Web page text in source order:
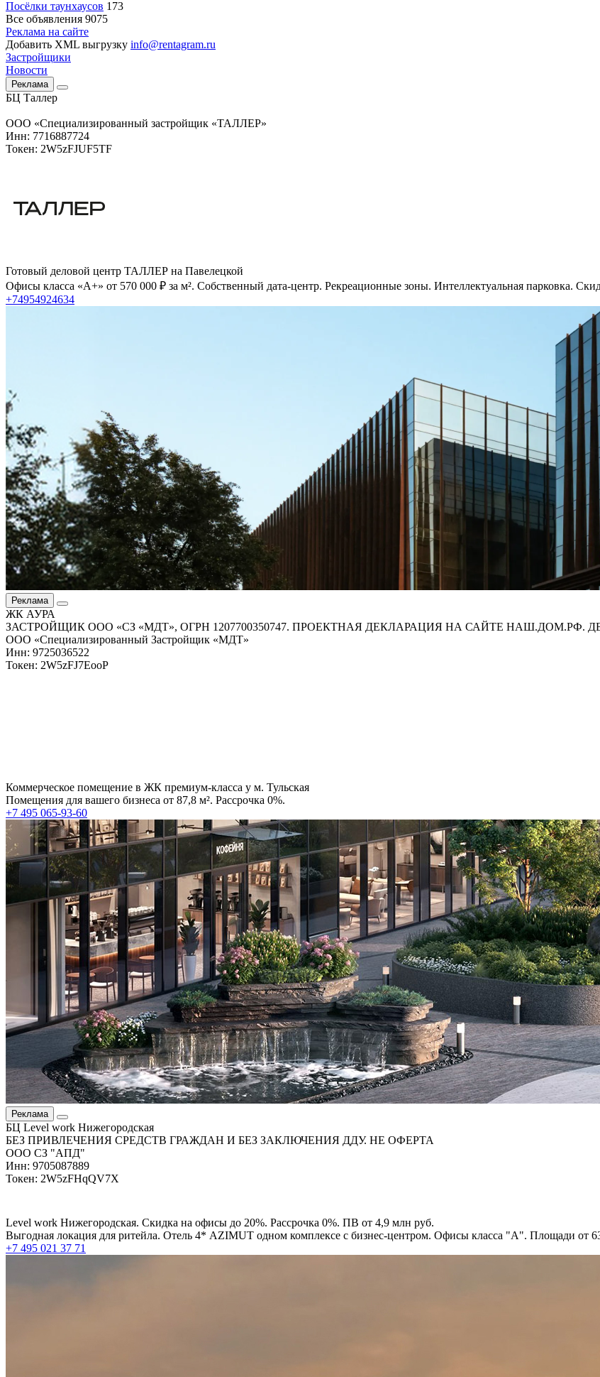
Посёлки таунхаусов 173
Все объявления 9075
Реклама на сайте
Добавить XML выгрузку info@rentagram.ru
Застройщики
Новости
Реклама
БЦ Таллер
ООО «Специализированный застройщик «ТАЛЛЕР»
Инн: 7716887724
Токен: 2W5zFJUF5TF
Готовый деловой центр ТАЛЛЕР на Павелецкой
Офисы класса «А+» от 570 000 ₽ за м². Собственный дата-центр. Рекреационные зоны. Интеллектуальная парковка.
+74954924634
Реклама
ЖК АУРА
ЗАСТРОЙЩИК ООО «СЗ «МДТ», ОГРН 1207700350747. ПРОЕКТНАЯ ДЕКЛАРАЦИЯ НА САЙТЕ НАШ.ДОМ.РФ.
ООО «Специализированный Застройщик «МДТ»
Инн: 9725036522
Токен: 2W5zFJ7EooP
Коммерческое помещение в ЖК премиум-класса у м. Тульская
Помещения для вашего бизнеса от 87,8 м². Рассрочка 0%.
+7 495 065-93-60
Реклама
БЦ Level work Нижегородская
БЕЗ ПРИВЛЕЧЕНИЯ СРЕДСТВ ГРАЖДАН И БЕЗ ЗАКЛЮЧЕНИЯ ДДУ. НЕ ОФЕРТА
ООО СЗ "АПД"
Инн: 9705087889
Токен: 2W5zFHqQV7X
Level work Нижегородская. Скидка на офисы до 20%. Рассрочка 0%. ПВ от 4,9 млн руб.
Выгодная локация для ритейла. Отель 4* AZIMUT одном комплексе с бизнес-центром. Офисы класса "А". Площади от
+7 495 021 37 71